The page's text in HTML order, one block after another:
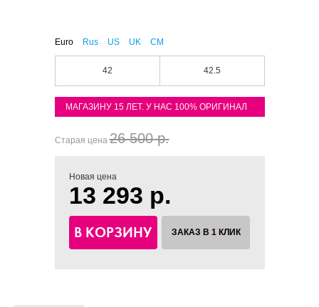
Euro Rus US UK CM
42 42.5
МАГАЗИНУ 15 ЛЕТ. У НАС 100% ОРИГИНАЛ
Старая цена26 500 р.
Новая цена
13 293 р.
В КОРЗИНУ ЗАКАЗ В 1 КЛИК